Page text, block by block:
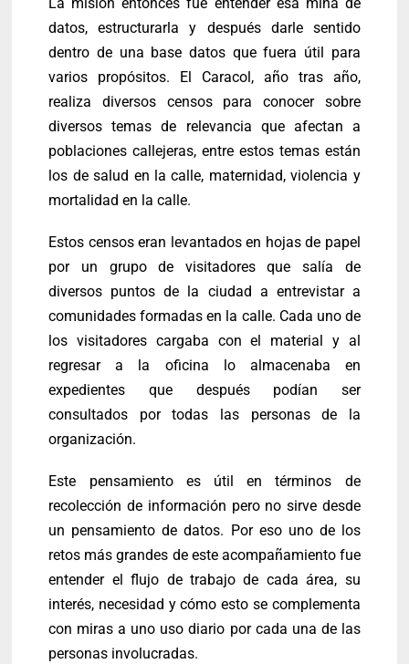
datos, estructurarla y después darle sentido
dentro de una base datos que fuera útil para
varios propósitos. El Caracol, año tras año,
realiza diversos censos para conocer sobre
diversos temas de relevancia que afectan a
poblaciones callejeras, entre estos temas están
los de salud en la calle, maternidad, violencia y
mortalidad en la calle.
Estos censos eran levantados en hojas de papel
por un grupo de visitadores que salía de
diversos puntos de la ciudad a entrevistar a
comunidades formadas en la calle. Cada uno de
los visitadores cargaba con el material y al
regresar a la oficina lo almacenaba en
expedientes que después podían ser
consultados por todas las personas de la
organización.
Este pensamiento es útil en términos de
recolección de información pero no sirve desde
un pensamiento de datos. Por eso uno de los
retos más grandes de este acompañamiento fue
entender el flujo de trabajo de cada área, su
interés, necesidad y cómo esto se complementa
con miras a uno uso diario por cada una de las
personas involucradas.